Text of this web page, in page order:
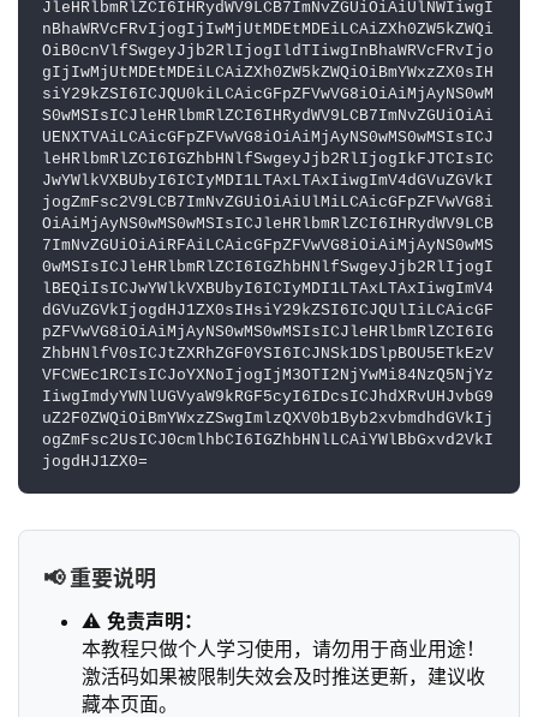
JleHRlbmRlZCI6IHRydWV9LCB7ImNvZGUiOiAiUlNWIiwgI
nBhaWRVcFRvIjogIjIwMjUtMDEtMDEiLCAiZXh0ZW5kZWQi
OiB0cnVlfSwgeyJjb2RlIjogIldTIiwgInBhaWRVcFRvIjo
gIjIwMjUtMDEtMDEiLCAiZXh0ZW5kZWQiOiBmYWxzZX0sIH
siY29kZSI6ICJQU0kiLCAicGFpZFVwVG8iOiAiMjAyNS0wM
S0wMSIsICJleHRlbmRlZCI6IHRydWV9LCB7ImNvZGUiOiAi
UENXTVAiLCAicGFpZFVwVG8iOiAiMjAyNS0wMS0wMSIsICJ
leHRlbmRlZCI6IGZhbHNlfSwgeyJjb2RlIjogIkFJTCIsIC
JwYWlkVXBUbyI6ICIyMDI1LTAxLTAxIiwgImV4dGVuZGVkI
jogZmFsc2V9LCB7ImNvZGUiOiAiUlMiLCAicGFpZFVwVG8i
OiAiMjAyNS0wMS0wMSIsICJleHRlbmRlZCI6IHRydWV9LCB
7ImNvZGUiOiAiRFAiLCAicGFpZFVwVG8iOiAiMjAyNS0wMS
0wMSIsICJleHRlbmRlZCI6IGZhbHNlfSwgeyJjb2RlIjogI
lBEQiIsICJwYWlkVXBUbyI6ICIyMDI1LTAxLTAxIiwgImV4
dGVuZGVkIjogdHJ1ZX0sIHsiY29kZSI6ICJQUlIiLCAicGF
pZFVwVG8iOiAiMjAyNS0wMS0wMSIsICJleHRlbmRlZCI6IG
ZhbHNlfV0sICJtZXRhZGF0YSI6ICJNSk1DSlpBOU5ETkEzV
VFCWEc1RCIsICJoYXNoIjogIjM3OTI2NjYwMi84NzQ5NjYz
IiwgImdyYWNlUGVyaW9kRGF5cyI6IDcsICJhdXRvUHJvbG9
uZ2F0ZWQiOiBmYWxzZSwgImlzQXV0b1Byb2xvbmdhdGVkIj
ogZmFsc2UsICJ0cmlhbCI6IGZhbHNlLCAiYWlBbGxvd2VkI
jogdHJ1ZX0=
📢 重要说明
⚠️ 免责声明：
本教程只做个人学习使用，请勿用于商业用途！
激活码如果被限制失效会及时推送更新，建议收
藏本页面。